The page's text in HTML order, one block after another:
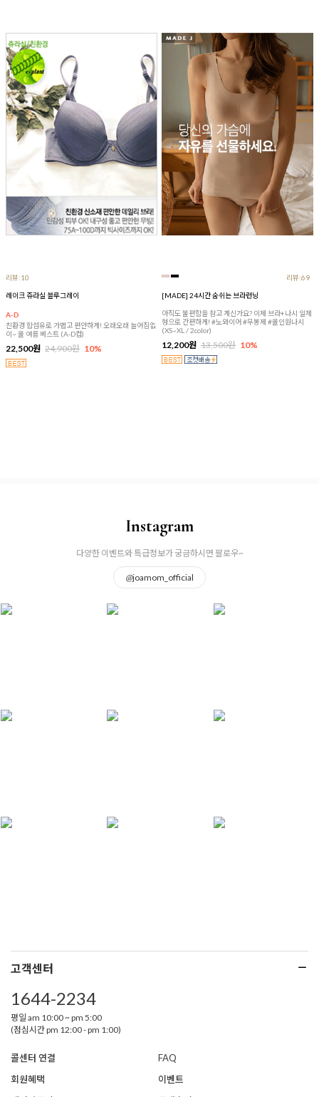
리뷰:10
레이크 쥬라실 블루그레이
A-D
친환경 합섬유로 가볍고 편안하게! 오래오래 늘어짐없
이~ 올 여름 베스트 (A-D컵)
22,500원 24,900원 10%
리뷰:69
[MADE] 24시간 숨쉬는 브라런닝
아직도 불편함을 참고 계신가요? 이제 브라+나시 일체
형으로 간편하게! #노와이어 #무봉제 #올인원나시
(XS~XL / 2color)
12,200원 13,500원 10%
Instagram
다양한 이벤트와 특급정보가 궁금하시면 팔로우~
@joamom_official
고객센터
1644-2234
평일 am 10:00 ~ pm 5:00
(점심시간 pm 12:00 - pm 1:00)
콜센터 연결
FAQ
회원혜택
이벤트